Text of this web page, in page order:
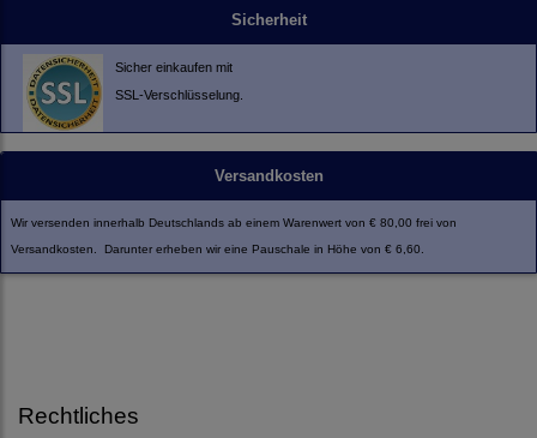
Sicherheit
Sicher einkaufen mit
SSL-Verschlüsselung.
Versandkosten
Wir versenden innerhalb Deutschlands ab einem Warenwert von € 80,00 frei von
Versandkosten. Darunter erheben wir eine Pauschale in Höhe von € 6,60.
Rechtliches